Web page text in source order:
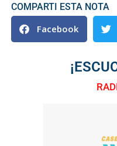
COMPARTI ESTA NOTA
Facebook